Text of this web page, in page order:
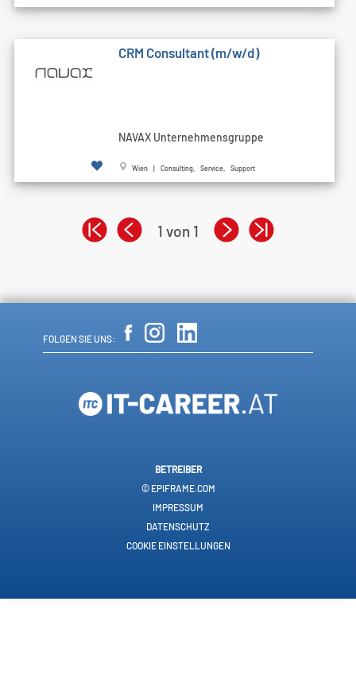
CRM Consultant (m/w/d)
NAVAX Unternehmensgruppe
Wien | Consulting, Service, Support
1 von 1
FOLGEN SIE UNS:
BETREIBER
© EPIFRAME.COM
IMPRESSUM
DATENSCHUTZ
COOKIE EINSTELLUNGEN